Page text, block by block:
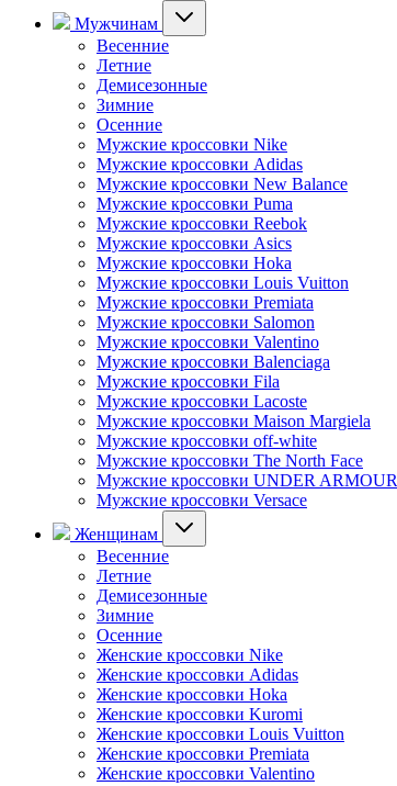
Мужчинам
Весенние
Летние
Демисезонные
Зимние
Осенние
Мужские кроссовки Nike
Мужские кроссовки Adidas
Мужские кроссовки New Balance
Мужские кроссовки Puma
Мужские кроссовки Reebok
Мужские кроссовки Asics
Мужские кроссовки Hoka
Мужские кроссовки Louis Vuitton
Мужские кроссовки Premiata
Мужские кроссовки Salomon
Мужские кроссовки Valentino
Мужские кроссовки Balenciaga
Мужские кроссовки Fila
Мужские кроссовки Lacoste
Мужские кроссовки Maison Margiela
Мужские кроссовки off-white
Мужские кроссовки The North Face
Мужские кроссовки UNDER ARMOUR
Мужские кроссовки Versace
Женщинам
Весенние
Летние
Демисезонные
Зимние
Осенние
Женские кроссовки Nike
Женские кроссовки Adidas
Женские кроссовки Hoka
Женские кроссовки Kuromi
Женские кроссовки Louis Vuitton
Женские кроссовки Premiata
Женские кроссовки Valentino